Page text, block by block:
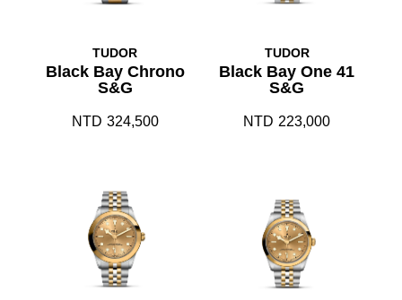
TUDOR
Black Bay Chrono
S&G
NTD 324,500
TUDOR
Black Bay One 41
S&G
NTD 223,000